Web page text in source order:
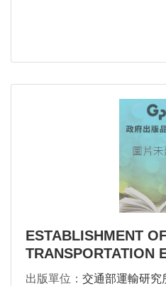
ESTABLISHMENT
TRANSPORTATION
RESE
出版單位： 交通部運輸研究